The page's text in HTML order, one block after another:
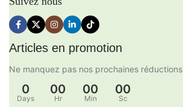
Articles en promotion
Ne manquez pas nos prochaines réductions
0
Days
00
Hr
00
Min
00
Sc